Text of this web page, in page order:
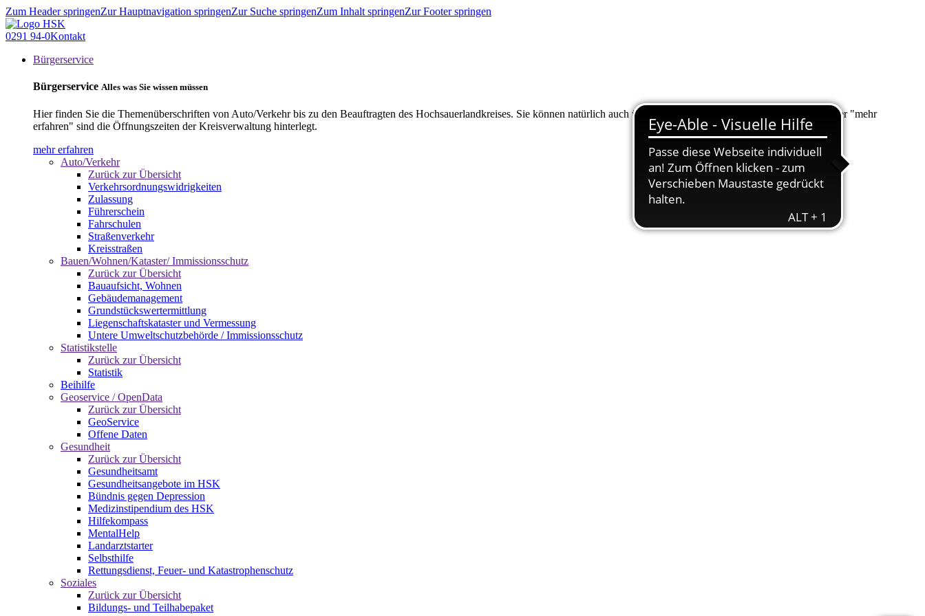
Zum Header springenZur Hauptnavigation springenZur Suche springenZum Inhalt springenZur Footer springen
0291 94-0Kontakt
Bürgerservice
Bürgerservice Alles was Sie wissen müssen
Hier finden Sie die Themenüberschriften von Auto/Verkehr bis zu den Beauftragten des Hochsauerlandkreises. Sie können natürlich auch über "Suche" nach Ihrem Anliegen suchen. Unter "mehr
erfahren" sind die Öffnungszeiten der Kreisverwaltung hinterlegt.
mehr erfahren
Auto/Verkehr
Zurück zur Übersicht
Verkehrsordnungswidrigkeiten
Zulassung
Führerschein
Fahrschulen
Straßenverkehr
Kreisstraßen
Bauen/Wohnen/Kataster/ Immissionsschutz
Zurück zur Übersicht
Bauaufsicht, Wohnen
Gebäudemanagement
Grundstückswertermittlung
Liegenschaftskataster und Vermessung
Untere Umweltschutzbehörde / Immissionsschutz
Statistikstelle
Zurück zur Übersicht
Statistik
Beihilfe
Geoservice / OpenData
Zurück zur Übersicht
GeoService
Offene Daten
Gesundheit
Zurück zur Übersicht
Gesundheitsamt
Gesundheitsangebote im HSK
Bündnis gegen Depression
Medizinstipendium des HSK
Hilfekompass
MentalHelp
Landarztstarter
Selbsthilfe
Rettungsdienst, Feuer- und Katastrophenschutz
Soziales
Zurück zur Übersicht
Bildungs- und Teilhabepaket